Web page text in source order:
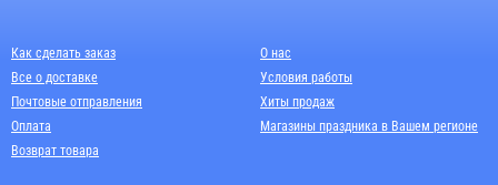
Как сделать заказ
Все о доставке
Почтовые отправления
Оплата
Возврат товара
О нас
Условия работы
Хиты продаж
Магазины праздника в Вашем регионе